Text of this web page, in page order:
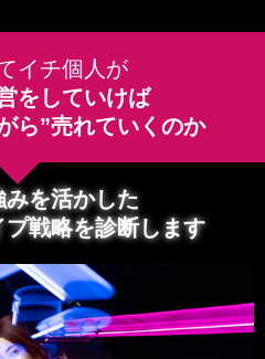
イチ個人が
をしていけば
ら”売れていくのか
を活かした
戦略を診断します